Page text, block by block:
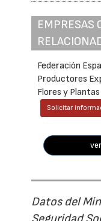
EMPRESAS
Federación
Productores
Flores y
Solicitar
Datos del